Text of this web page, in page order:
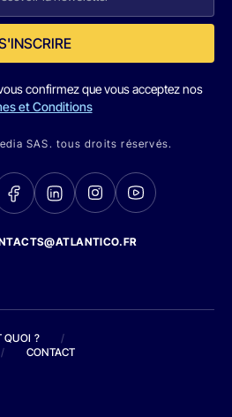
confirmez que vous acceptez nos
et Conditions
SAS. tous droits réservés.
QUOI ?
/
/ CONTACT